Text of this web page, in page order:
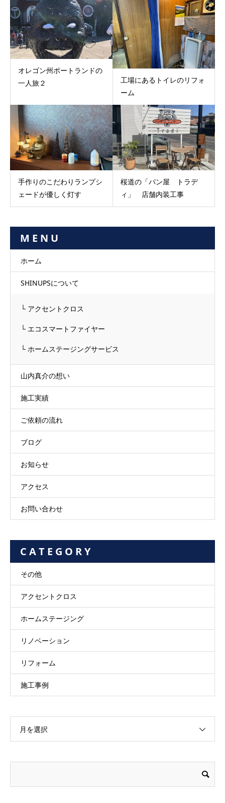
オレゴン州ポートランドの
一人旅２
工場にあるトイレのリフォ
ーム
手作りのこだわりランプシ
ェードが優しく灯す
桜道の「パン屋 トラデ
ィ」 店舗内装工事
M E N U
ホーム
SHINUPSについて
└ アクセントクロス
└ エコスマートファイヤー
└ ホームステージングサービス
山内真介の想い
施工実績
ご依頼の流れ
ブログ
お知らせ
アクセス
お問い合わせ
C A T E G O R Y
その他
アクセントクロス
ホームステージング
リノベーション
リフォーム
施工事例
月を選択